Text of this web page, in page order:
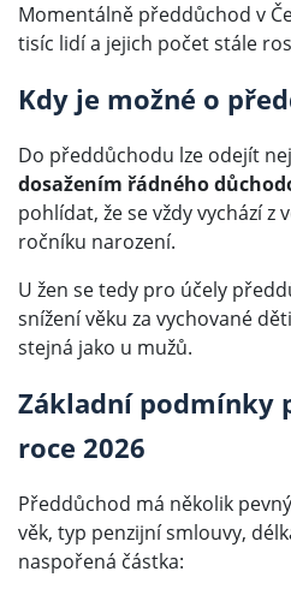
Momentálně předdůchod v
tisíc lidí a jejich počet stále
Kdy je možné o
Do předdůchodu lze odejít
dosažením řádného
pohlídat, že se vždy vychází z
ročníku narození.
U žen se tedy pro účely
snížení věku za vychované
stejná jako u mužů.
Základní podmínky
roce 2026
Předdůchod má několik
věk, typ penzijní smlouvy,
naspořená částka: